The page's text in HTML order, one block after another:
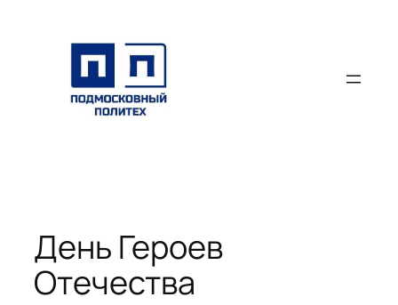
содержимому
День Героев
Отечества